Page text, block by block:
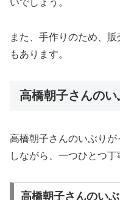
いでしょう。
また、手作りのため、
もあります。
高橋朝子さんの
高橋朝子さんのいぶり
しながら、一つひとつ丁
高橋朝子さんのい